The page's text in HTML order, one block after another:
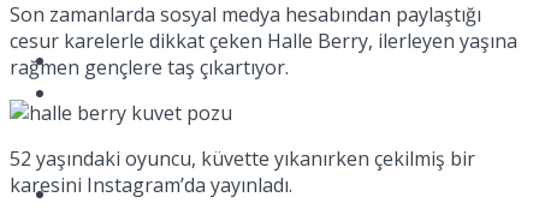
TV
Spor
Son zamanlarda sosyal medya hesabından paylaştığı
cesur karelerle dikkat çeken Halle Berry, ilerleyen yaşına
rağmen gençlere taş çıkartıyor.
52 yaşındaki oyuncu, küvette yıkanırken çekilmiş bir
karesini Instagram’da yayınladı.